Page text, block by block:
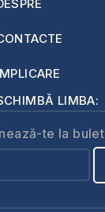
LIMBA:
te la